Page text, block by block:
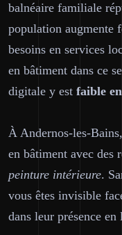
balnéaire familiale
population augmente
besoins en services
en bâtiment dans ce
digitale y est faible
À Andernos-les-
en bâtiment avec des
peinture intérieure.
vous êtes invisible
dans leur présence en